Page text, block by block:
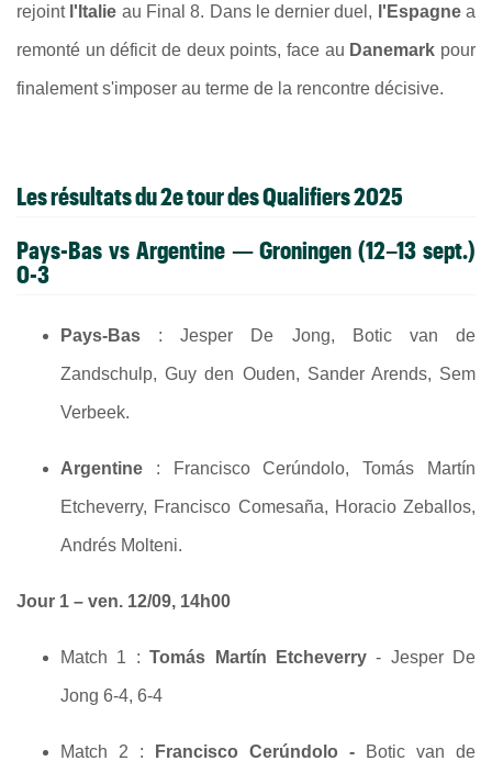
rejoint l'Italie au Final 8. Dans le dernier duel, l'Espagnea
remonté un déficit de deux points, face au Danemark pour
finalement s'imposer au terme de la rencontre décisive.
Les résultats du 2e tour des Qualifiers 2025
Pays-Bas vs Argentine— Groningen (12–13 sept.)
0-3
Pays-Bas : Jesper De Jong, Botic van de
Zandschulp, Guy den Ouden, Sander Arends, Sem
Verbeek.
Argentine : Francisco Cerúndolo, Tomás Martín
Etcheverry, Francisco Comesaña, Horacio Zeballos,
Andrés Molteni.
Jour 1 – ven. 12/09, 14h00
Match 1 :Tomás Martín Etcheverry- Jesper De
Jong 6-4, 6-4
Match 2 : Francisco Cerúndolo - Botic van de